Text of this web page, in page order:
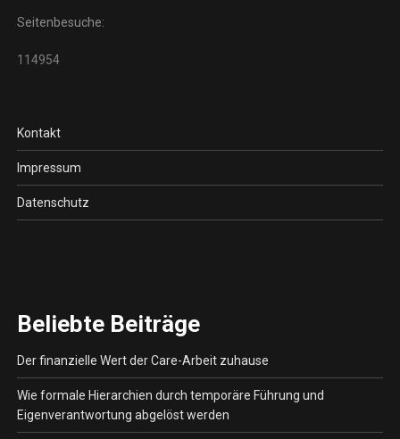
Seitenbesuche:
114954
Kontakt
Impressum
Datenschutz
Beliebte Beiträge
Der finanzielle Wert der Care-Arbeit zuhause
Wie formale Hierarchien durch temporäre Führung und
Eigenverantwortung abgelöst werden